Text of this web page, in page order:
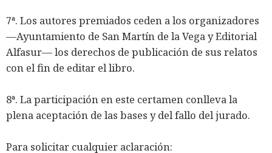
7ª. Los autores premiados ceden a los organizadores
―Ayuntamiento de San Martín de la Vega y Editorial
Alfasur― los derechos de publicación de sus relatos
con el fin de editar el libro.
8ª. La participación en este certamen conlleva la
plena aceptación de las bases y del fallo del jurado.
Para solicitar cualquier aclaración: